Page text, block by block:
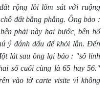
rộng lồi lõm sát với ruộng
đất bằng phẳng. Ông bảo :
phải này hai bước, bên hố
ý đánh dấu để khỏi lẫn. Đến
lát sau ông lại bảo : "số lính
số cuối cùng là 65 hay 56."
vào tờ carte visite vì không